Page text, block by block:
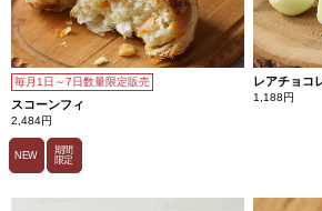
毎月1日～7日数量限定販売
スコーンフィ
2,484円
NEW
期間
限定
レアチョコ
1,188円